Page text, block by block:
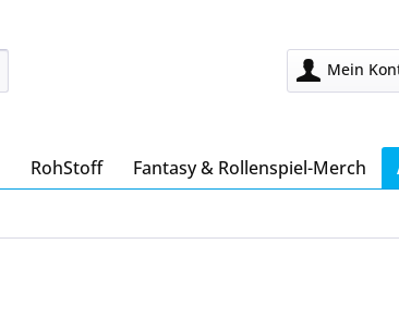
Mein
RohStoff Fantasy & Rollenspiel-Merch